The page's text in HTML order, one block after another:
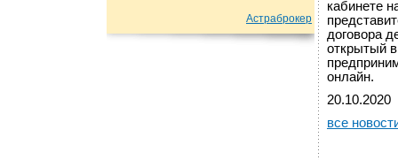
Астраброкер
кабинете
договора
открытый
онлайн.
20.10.2020
все